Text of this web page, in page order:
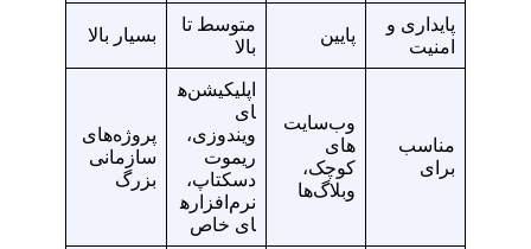
پایداری و
امنیت
پایین
متوسط تا
بالا
بسیار بالا
مناسب
برای
وب‌سایت‌
های
کوچک،
وبلاگ‌ها
اپلیکیشن‌ه
ای
ویندوزی،
ریموت
دسکتاپ،
نرم‌افزاره
ای خاص
پروژه‌های
سازمانی
بزرگ